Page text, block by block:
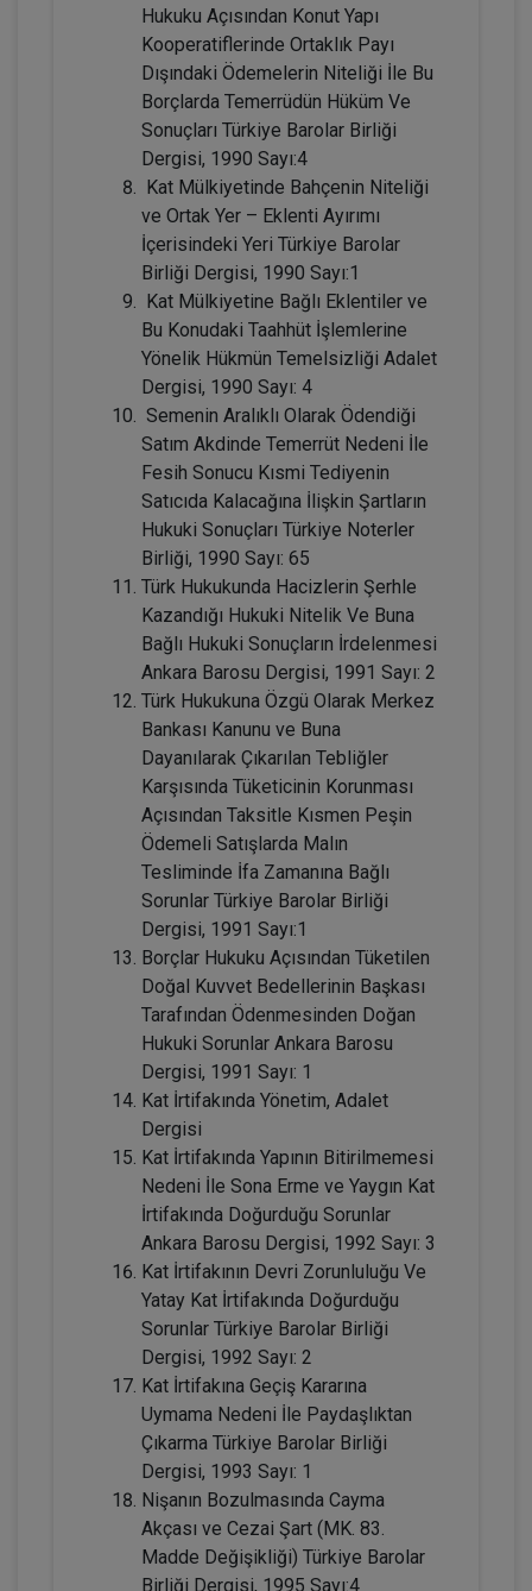
Tüketici Hukuku Enstitüsü
Miras Hukuku - 2 - IV. Medeni Hukuk
Kongresi - X. Oturum
360 TL Sepete Ekle
Tüketici Hukuku Enstitüsü
Fütürist Hukuk - IV. Medeni Hukuk
Kongresi - XI. Oturum
360 TL Sepete Ekle
Tüketici Hukuku Enstitüsü
Miras Hukuku - 1 - IV. Medeni Hukuk
Kongresi - IX. Oturum
360 TL Sepete Ekle
Tüketici Hukuku Enstitüsü
Hukuku Açısından Konut Yapı
Kooperatiflerinde Ortaklık Payı
Dışındaki Ödemelerin Niteliği İle Bu
Borçlarda Temerrüdün Hüküm Ve
Sonuçları Türkiye Barolar Birliği
Dergisi, 1990 Sayı:4
Kat Mülkiyetinde Bahçenin Niteliği
ve Ortak Yer – Eklenti Ayırımı
İçerisindeki Yeri Türkiye Barolar
Birliği Dergisi, 1990 Sayı:1
Kat Mülkiyetine Bağlı Eklentiler ve
Bu Konudaki Taahhüt İşlemlerine
Yönelik Hükmün Temelsizliği Adalet
Dergisi, 1990 Sayı: 4
Semenin Aralıklı Olarak Ödendiği
Satım Akdinde Temerrüt Nedeni İle
Fesih Sonucu Kısmi Tediyenin
Satıcıda Kalacağına İlişkin Şartların
Hukuki Sonuçları Türkiye Noterler
Birliği, 1990 Sayı: 65
Türk Hukukunda Hacizlerin Şerhle
Kazandığı Hukuki Nitelik Ve Buna
Bağlı Hukuki Sonuçların İrdelenmesi
Ankara Barosu Dergisi, 1991 Sayı: 2
Türk Hukukuna Özgü Olarak Merkez
Bankası Kanunu ve Buna
Dayanılarak Çıkarılan Tebliğler
Karşısında Tüketicinin Korunması
Açısından Taksitle Kısmen Peşin
Ödemeli Satışlarda Malın
Tesliminde İfa Zamanına Bağlı
Sorunlar Türkiye Barolar Birliği
Dergisi, 1991 Sayı:1
Borçlar Hukuku Açısından Tüketilen
Doğal Kuvvet Bedellerinin Başkası
Tarafından Ödenmesinden Doğan
Hukuki Sorunlar Ankara Barosu
Dergisi, 1991 Sayı: 1
Kat İrtifakında Yönetim, Adalet
Dergisi
Kat İrtifakında Yapının Bitirilmemesi
Nedeni İle Sona Erme ve Yaygın Kat
İrtifakında Doğurduğu Sorunlar
Ankara Barosu Dergisi, 1992 Sayı: 3
Kat İrtifakının Devri Zorunluluğu Ve
Yatay Kat İrtifakında Doğurduğu
Sorunlar Türkiye Barolar Birliği
Dergisi, 1992 Sayı: 2
Kat İrtifakına Geçiş Kararına
Uymama Nedeni İle Paydaşlıktan
Çıkarma Türkiye Barolar Birliği
Dergisi, 1993 Sayı: 1
Nişanın Bozulmasında Cayma
Akçası ve Cezai Şart (MK. 83.
Madde Değişikliği) Türkiye Barolar
Birliği Dergisi, 1995 Sayı:4